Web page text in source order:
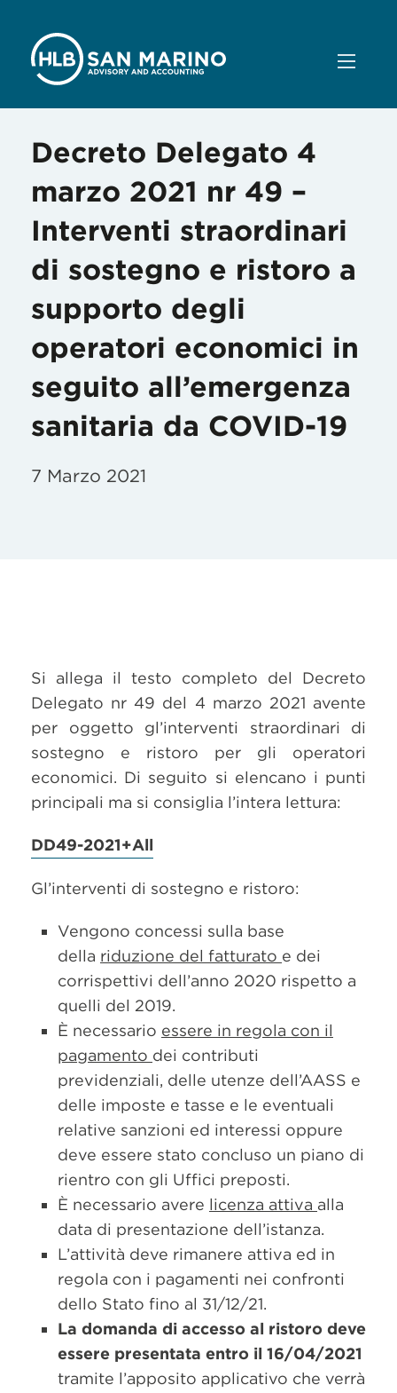
Decreto Delegato 4
marzo 2021 nr 49 –
Interventi straordinari
di sostegno e ristoro a
supporto degli
operatori economici in
seguito all’emergenza
sanitaria da COVID-19
7 Marzo 2021
Si allega il testo completo del Decreto
Delegato nr 49 del 4 marzo 2021 avente
per oggetto gl’interventi straordinari di
sostegno e ristoro per gli operatori
economici. Di seguito si elencano i punti
principali ma si consiglia l’intera lettura:
DD49-2021+All
Gl’interventi di sostegno e ristoro:
Vengono concessi sulla base
della riduzione del fatturato e dei
corrispettivi dell’anno 2020 rispetto a
quelli del 2019.
È necessario essere in regola con il
pagamento dei contributi
previdenziali, delle utenze dell’AASS e
delle imposte e tasse e le eventuali
relative sanzioni ed interessi oppure
deve essere stato concluso un piano di
rientro con gli Uffici preposti.
È necessario avere licenza attiva alla
data di presentazione dell’istanza.
L’attività deve rimanere attiva ed in
regola con i pagamenti nei confronti
dello Stato fino al 31/12/21.
La domanda di accesso al ristoro deve
essere presentata entro il 16/04/2021
tramite l’apposito applicativo che verrà